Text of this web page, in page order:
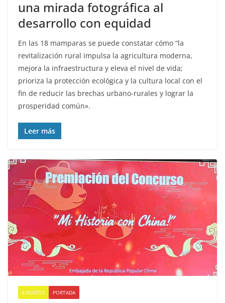
una mirada fotográfica al
desarrollo con equidad
En las 18 mamparas se puede constatar cómo “la
revitalización rural impulsa la agricultura moderna,
mejora la infraestructura y eleva el nivel de vida;
prioriza la protección ecológica y la cultura local con el
fin de reducir las brechas urbano-rurales y lograr la
prosperidad común».
Leer más
EVENTOS PORTADA